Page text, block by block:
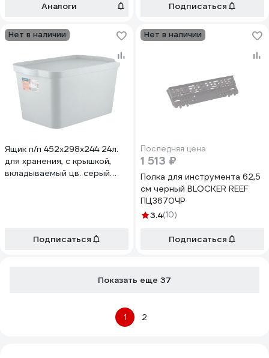
Аналоги Подписаться
Нет в наличии
Ящик п/п 452х298х244 24л.
для хранения, с крышкой,
вкладываемый цв. серый
Подписаться
Нет в наличии
Последняя цена
1 513 ₽
Полка для инструмента 62,5
см черный BLOCKER REEF
ПЦ3670ЧР
3.4(10)
Подписаться
Показать еще 37
1 2